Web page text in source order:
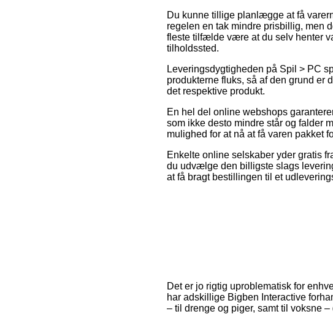
Du kunne tillige planlægge at få
regelen en tak mindre prisbillig, men
fleste tilfælde være at du selv henter
tilholdssted.
Leveringsdygtigheden på Spil > PC
produkterne fluks, så af den grund er
det respektive produkt.
En hel del online webshops
som ikke desto mindre står og falder
mulighed for at nå at få varen pakket
Enkelte online selskaber yder gratis
du udvælge den billigste slags
at få bragt bestillingen til et
Det er jo rigtig uproblematisk for
har adskillige Bigben Interactive
– til drenge og piger, samt til voksne